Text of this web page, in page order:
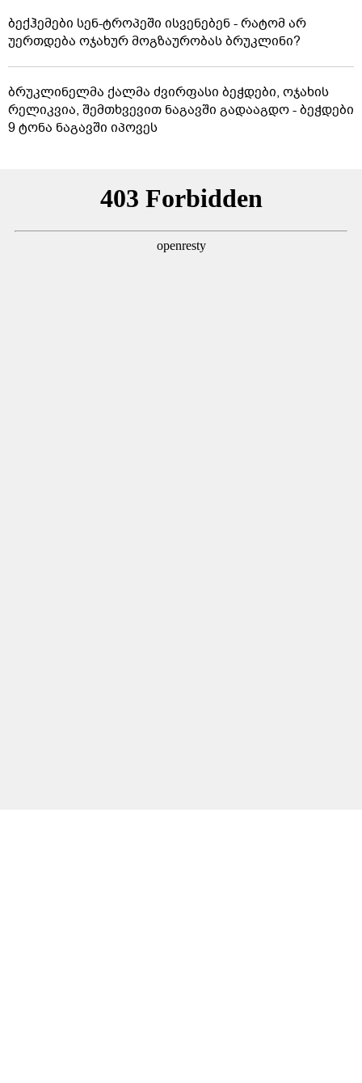
ბექჰემები სენ-ტროპეში ისვენებენ - რატომ არ
უერთდება ოჯახურ მოგზაურობას ბრუკლინი?
ბრუკლინელმა ქალმა ძვირფასი ბეჭდები, ოჯახის
რელიკვია, შემთხვევით ნაგავში გადააგდო - ბეჭდები
9 ტონა ნაგავში იპოვეს